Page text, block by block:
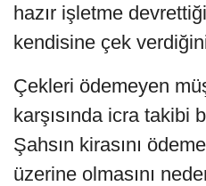
hazır işletme
kendisine çek
Çekleri ödemeyen
karşısında icra takibi
Şahsın kirasını
üzerine olmasını